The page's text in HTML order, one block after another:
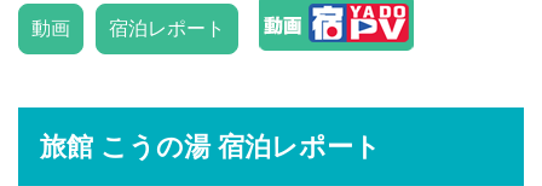
動画 宿泊レポート
旅館 こうの湯 宿泊レポート